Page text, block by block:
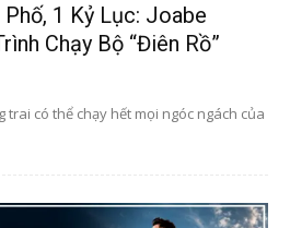
1 Kỷ Lục: Joabe
Chạy Bộ “điên Rồ”
trai có thể chạy hết mọi ngóc ngách của